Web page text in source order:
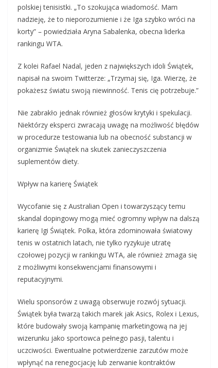
polskiej tenisistki. „To szokująca wiadomość. Mam
nadzieję, że to nieporozumienie i że Iga szybko wróci na
korty” – powiedziała Aryna Sabalenka, obecna liderka
rankingu WTA.
Z kolei Rafael Nadal, jeden z największych idoli Świątek,
napisał na swoim Twitterze: „Trzymaj się, Iga. Wierzę, że
pokażesz światu swoją niewinność. Tenis cię potrzebuje.”
Nie zabrakło jednak również głosów krytyki i spekulacji.
Niektórzy eksperci zwracają uwagę na możliwość błędów
w procedurze testowania lub na obecność substancji w
organizmie Świątek na skutek zanieczyszczenia
suplementów diety.
Wpływ na karierę Świątek
Wycofanie się z Australian Open i towarzyszący temu
skandal dopingowy mogą mieć ogromny wpływ na dalszą
karierę Igi Świątek. Polka, która zdominowała światowy
tenis w ostatnich latach, nie tylko ryzykuje utratę
czołowej pozycji w rankingu WTA, ale również zmaga się
z możliwymi konsekwencjami finansowymi i
reputacyjnymi.
Wielu sponsorów z uwagą obserwuje rozwój sytuacji.
Świątek była twarzą takich marek jak Asics, Rolex i Lexus,
które budowały swoją kampanię marketingową na jej
wizerunku jako sportowca pełnego pasji, talentu i
uczciwości. Ewentualne potwierdzenie zarzutów może
wpłynąć na renegocjację lub zerwanie kontraktów